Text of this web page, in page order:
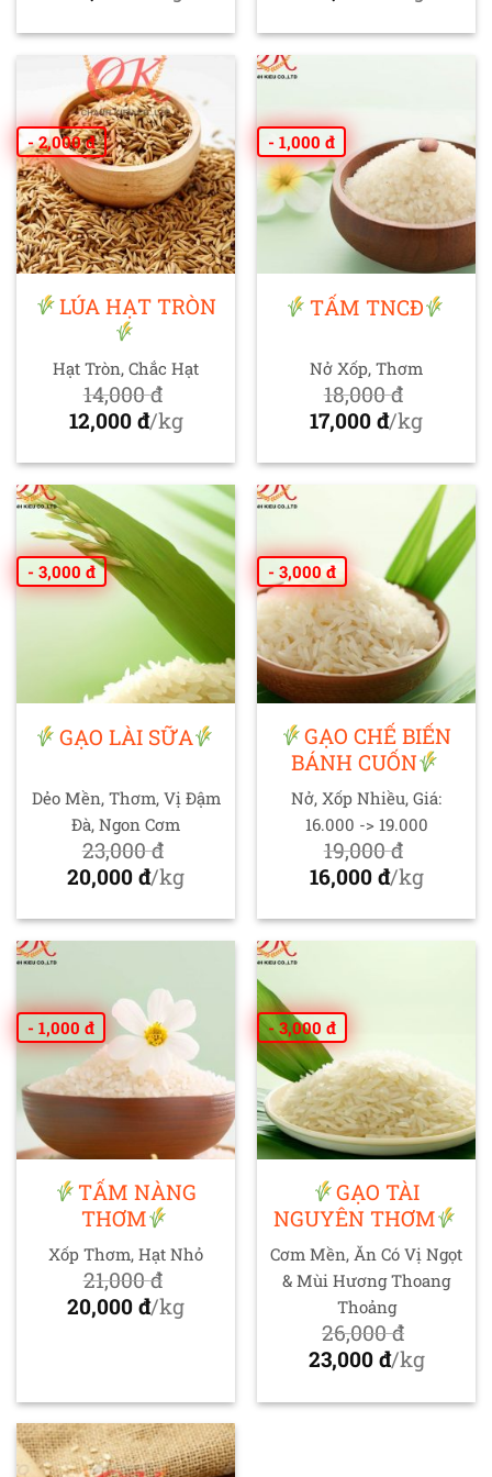
là:
18,000 đ.
hiện
tại
là:
16,000 đ.
là:
hiện
- 2,000 đ
LÚA HẠT TRÒN
Hạt Tròn, Chắc Hạt
14,000đ
Giá
là:
14,000 đ.
12,000 đ/kg
hiện
là:
12,000 đ.
- 1,000 đ
TẤM TNCĐ
Nở Xốp, Thơm
18,000đ
Giá
là:
18,000 đ.
17,000 đ/kg
hiện
17,000 đ.
- 3,000 đ
GẠO LÀI SỮA
Dẻo Mền, Thơm, Vị Đậm
Đà, Ngon Cơm
23,000đ
Giá
là:
20,000 đ/kg
hiện
20,000 đ.
- 3,000 đ
GẠO CHẾ BIẾN
BÁNH CUỐN
Nở, Xốp Nhiều, Giá:
16.000 -> 19.000
19,000đ
Giá
là:
16,000 đ/kg
hiện
- 1,000 đ
TẤM NÀNG
THƠM
Xốp Thơm, Hạt Nhỏ
21,000đ
Giá
20,000 đ/kg
là:
20,000 đ.
- 3,000 đ
GẠO TÀI
NGUYÊN THƠM
Cơm Mền, Ăn Có Vị Ngọt
& Mùi Hương Thoang
Thoảng
26,000đ
Giá
là:
23,000 đ/kg
hiện